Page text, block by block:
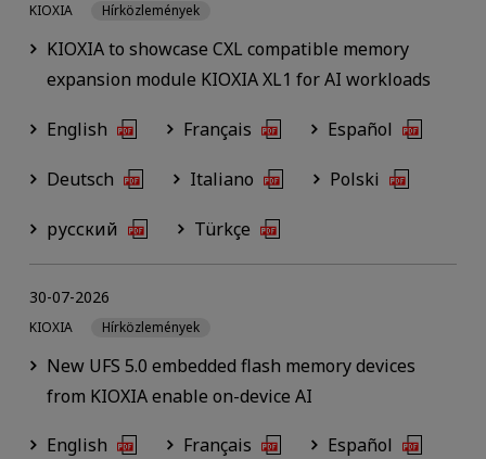
KIOXIA to showcase CXL compatible memory
expansion module KIOXIA XL1 for AI workloads
KIOXIA Hírközlemények
English Français Español
Deutsch Italiano Polski
русский Türkçe
New UFS 5.0 embedded flash memory devices
from KIOXIA enable on-device AI
30-07-2026
KIOXIA Hírközlemények
English Français Español